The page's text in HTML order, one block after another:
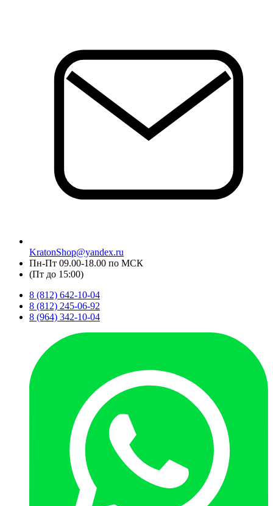
KratonShop@yandex.ru
Пн-Пт 09.00-18.00 по МСК
(Пт до 15:00)
8 (812) 642-10-04
8 (812) 245-06-92
8 (964) 342-10-04